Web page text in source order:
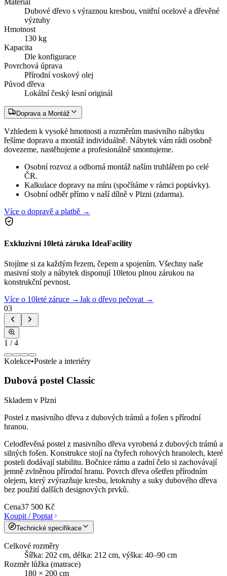
Materiál
Dubové dřevo s výraznou kresbou, vnitřní ocelové a dřevěné
výztuhy
Hmotnost
130 kg
Kapacita
Dle konfigurace
Povrchová úprava
Přírodní voskový olej
Původ dřeva
Lokální český lesní originál
Doprava a Montáž
Vzhledem k vysoké hmotnosti a rozměrům masivního nábytku
řešíme dopravu a montáž individuálně. Nábytek vám rádi osobně
dovezeme, nastěhujeme a profesionálně smontujeme.
Osobní rozvoz a odborná montáž naším truhlářem po celé
ČR.
Kalkulace dopravy na míru (spočítáme v rámci poptávky).
Osobní odběr přímo v naší dílně v Plzni (zdarma).
Více o dopravě a platbě →
Exkluzivní 10letá záruka IdeaFacility
Stojíme si za každým řezem, čepem a spojením. Všechny naše
masivní stoly a nábytek disponují 10letou plnou zárukou na
konstrukční pevnost.
Více o 10leté záruce →Jak o dřevo pečovat →
03
1 /4
Kolekce•Postele a interiéry
Dubová postel Classic
Skladem v Plzni
Postel z masivního dřeva z dubových trámů a fošen s přírodní
hranou.
Celodřevěná postel z masivního dřeva vyrobená z dubových trámů a
silných fošen. Konstrukce stojí na čtyřech rohových hranolech, které
posteli dodávají stabilitu. Bočnice rámu a zadní čelo si zachovávají
jemně zvlněnou přírodní hranu. Povrch dřeva ošetřen přírodním
olejem, který zvýrazňuje kresbu, letokruhy a suky dubového dřeva
bez použití dalších designových prvků.
Cena37 500 Kč
Koupit / Poptat
Technické specifikace
Celkové rozměry
Šířka: 202 cm, délka: 212 cm, výška: 40–90 cm
Rozměr lůžka (matrace)
180 × 200 cm